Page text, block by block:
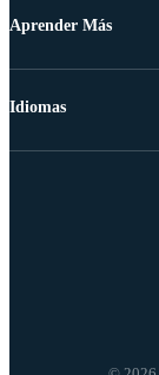
Aprender Más
Idiomas